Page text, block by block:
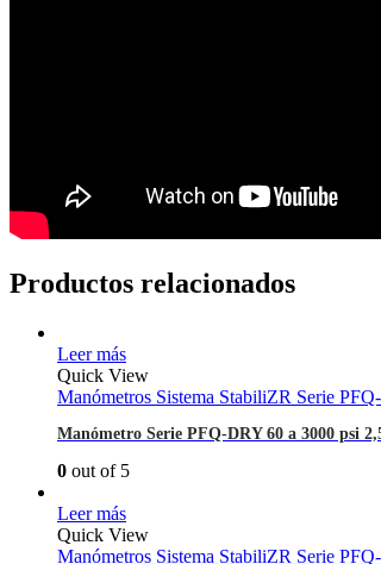
Productos relacionados
Leer más
Quick View
Manómetros Sistema StabiliZR Serie
Manómetro Serie PFQ-DRY 60 a 3000 psi
0 out of 5
Leer más
Quick View
Manómetros Sistema StabiliZR Serie